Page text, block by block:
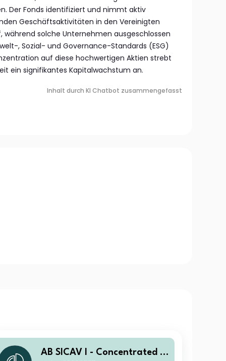
Der Fonds identifiziert und nimmt aktiv
Geschäftsaktivitäten in den Vereinigten
während solche Unternehmen ausgeschlossen
, Sozial- und Governance-Standards (ESG)
auf diese hochwertigen Aktien strebt
ein signifikantes Kapitalwachstum an.
Inhalt durch KI Chatbot zusammengefasst
AB SICAV I - Concentrated U